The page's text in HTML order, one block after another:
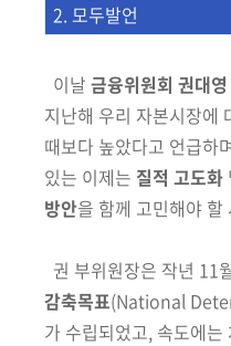
2. 모두발언
이날 금융위원회 권대
지난해 우리 자본시장에
때보다 높았다고 언급하
있는 이제는 질적 고도화
방안을 함께 고민해야 할
권 부위원장은 작년 11
감축목표(National
가 수립되었고, 속도에는